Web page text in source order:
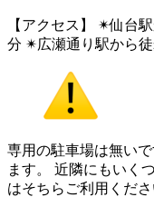
【アクセス】 ✴︎仙台
分 ✴︎広瀬通り駅から
専用の駐車場は無い
ます。 近隣にもいく
はそちらご利用くだ